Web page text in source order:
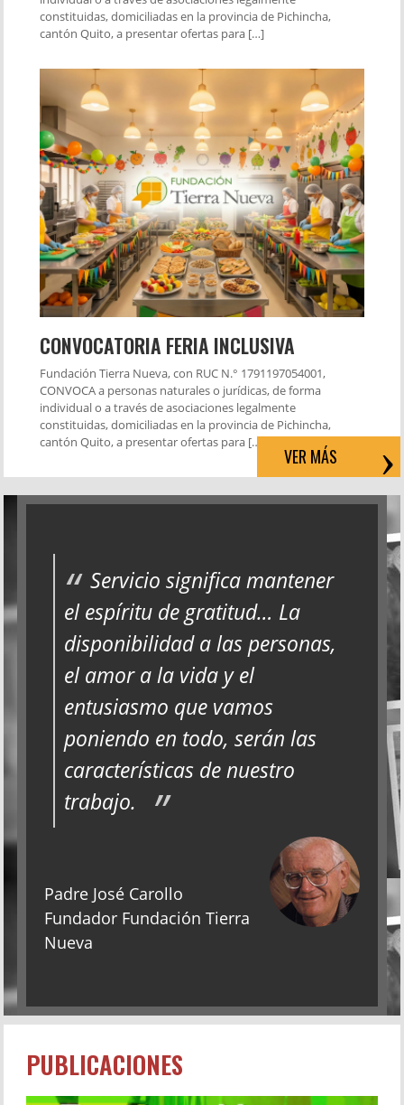
constituidas, domiciliadas en la provincia de Pichincha,
cantón Quito, a presentar ofertas para […]
CONVOCATORIA FERIA INCLUSIVA
Fundación Tierra Nueva, con RUC N.° 1791197054001,
CONVOCA a personas naturales o jurídicas, de forma
individual o a través de asociaciones legalmente
constituidas, domiciliadas en la provincia de Pichincha,
cantón Quito, a presentar ofertas para […]
VER MÁS
Servicio significa mantener
el espíritu de gratitud… La
disponibilidad a las personas,
el amor a la vida y el
entusiasmo que vamos
poniendo en todo, serán las
características de nuestro
trabajo.
Padre José Carollo
Fundador Fundación Tierra
Nueva
PUBLICACIONES